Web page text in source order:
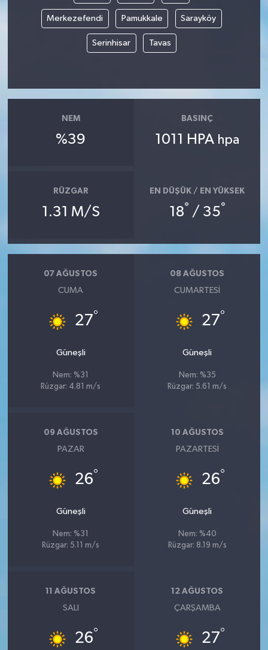
Merkezefendi Pamukkale Sarayköy
Serinhisar Tavas
NEM
%39
BASINÇ
1011 HPA hpa
RÜZGAR
1.31 M/S
EN DÜŞÜK / EN YÜKSEK
18° / 35°
07 AĞUSTOS
CUMA
27°
Güneşli
Nem: %31
Rüzgar: 4.81 m/s
08 AĞUSTOS
CUMARTESI
27°
Güneşli
Nem: %35
Rüzgar: 5.61 m/s
09 AĞUSTOS
PAZAR
26°
Güneşli
Nem: %31
Rüzgar: 5.11 m/s
10 AĞUSTOS
PAZARTESI
26°
Güneşli
Nem: %40
Rüzgar: 8.19 m/s
11 AĞUSTOS
SALI
26°
12 AĞUSTOS
ÇARŞAMBA
27°